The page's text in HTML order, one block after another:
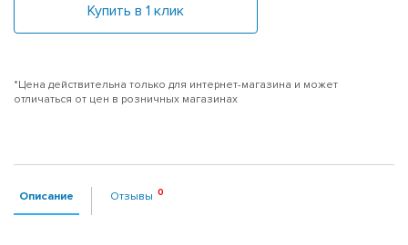
Купить в 1 клик
*Цена действительна только для интернет-магазина и может
отличаться от цен в розничных магазинах
Описание Отзывы